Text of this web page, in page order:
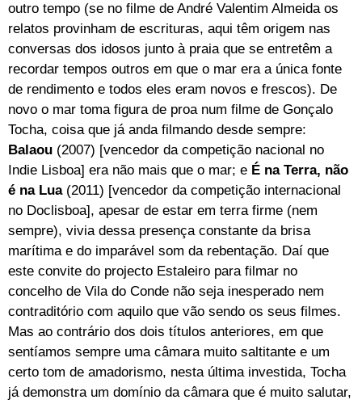
outro tempo (se no filme de André Valentim Almeida os
relatos provinham de escrituras, aqui têm origem nas
conversas dos idosos junto à praia que se entretêm a
recordar tempos outros em que o mar era a única fonte
de rendimento e todos eles eram novos e frescos). De
novo o mar toma figura de proa num filme de Gonçalo
Tocha, coisa que já anda filmando desde sempre:
Balaou (2007) [vencedor da competição nacional no
Indie Lisboa] era não mais que o mar; e É na Terra, não
é na Lua (2011) [vencedor da competição internacional
no Doclisboa], apesar de estar em terra firme (nem
sempre), vivia dessa presença constante da brisa
marítima e do imparável som da rebentação. Daí que
este convite do projecto Estaleiro para filmar no
concelho de Vila do Conde não seja inesperado nem
contraditório com aquilo que vão sendo os seus filmes.
Mas ao contrário dos dois títulos anteriores, em que
sentíamos sempre uma câmara muito saltitante e um
certo tom de amadorismo, nesta última investida, Tocha
já demonstra um domínio da câmara que é muito salutar,